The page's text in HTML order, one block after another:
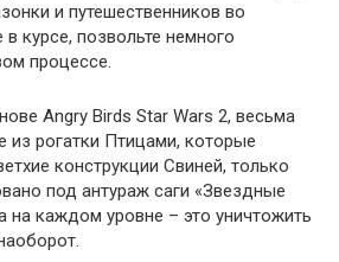
и путешественников во
курсе, позвольте немного
процессе.
Angry Birds Star Wars 2, весьма
из рогатки Птицами, которые
конструкции Свиней, только
под антураж саги «Звездные
на каждом уровне – это уничтожить